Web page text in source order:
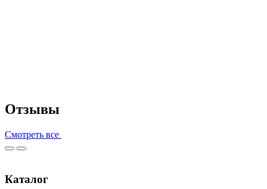
Отзывы
Смотреть все
Каталог